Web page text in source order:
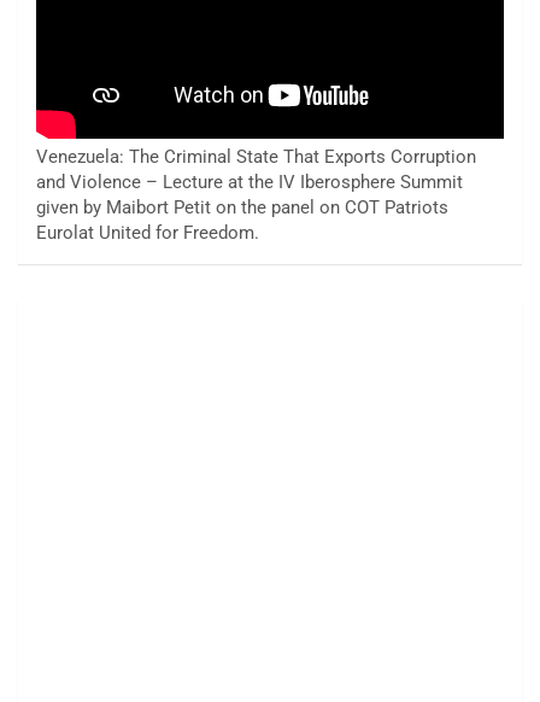
Venezuela: The Criminal State That Exports Corruption
and Violence – Lecture at the IV Iberosphere Summit
given by Maibort Petit on the panel on COT Patriots
Eurolat United for Freedom.